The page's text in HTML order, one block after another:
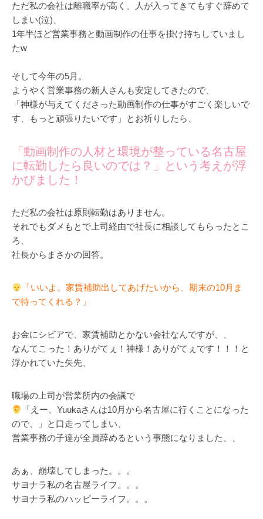
ただ私の会社は離職率が高く、人が入ってきてもすぐ辞めて
しまい(泣)、
1年半ほど営業事務と動画制作の仕事を掛け持ちしていまし
たw
そして今年の5月。
ようやく営業事務の新人さんも安定してきたので、
「神様が与えてくださった動画制作の仕事がすごく楽しいで
す、もっと頑張りたいです」とお祈りしたら、
「動画制作の人材と環境が整っている名古屋
に転勤したら良いのでは？」という考えが浮
かびました！
ただ私の会社は原則転勤はありません。
それでもダメもとで上司経由で社長に相談してもらったとこ
ろ、
社長からまさかの回答。
「いいよ。家賃補助出してあげたいから、期末の10月ま
で待ってくれる？」
お金にシビアで、家賃補助とかない会社なんですが、、
なんてこった！ありがてぇ！神様！ありがてぇです！！！と
浮かれていた矢先、
職場の上司が営業所内の会議で
「えー、Yuukaさんは10月から名古屋に行くことになった
ので、」と口走ってしまい、
営業事務の子達が全員辞めるという事態になりました、、
あぁ、崩壊してしまった。。。
サヨナラ私の名古屋ライフ。。。
サヨナラ私のハッピーライフ。。。